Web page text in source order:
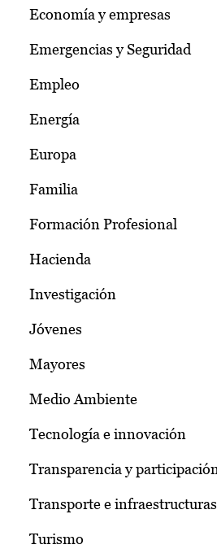
Economía y empresas
Emergencias y Seguridad
Empleo
Energía
Europa
Familia
Formación Profesional
Hacienda
Investigación
Jóvenes
Mayores
Medio Ambiente
Tecnología e innovación
Transparencia y
Transporte e infraestructuras
Turismo